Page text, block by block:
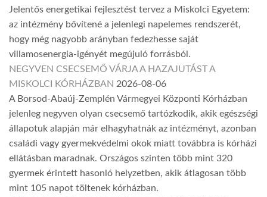
Jelentős energetikai fejlesztést tervez a Miskolci Egyetem:
az intézmény bővítené a jelenlegi napelemes rendszerét,
hogy még nagyobb arányban fedezhesse saját
villamosenergia-igényét megújuló forrásból.
NEGYVEN CSECSEMŐ VÁRJA A HAZAJUTÁST A
MISKOLCI KÓRHÁZBAN 2026-08-06
A Borsod-Abaúj-Zemplén Vármegyei Központi Kórházban
jelenleg negyven olyan csecsemő tartózkodik, akik egészségi
állapotuk alapján már elhagyhatnák az intézményt, azonban
családi vagy gyermekvédelmi okok miatt továbbra is kórházi
ellátásban maradnak. Országos szinten több mint 320
gyermek érintett hasonló helyzetben, akik átlagosan több
mint 105 napot töltenek kórházban.